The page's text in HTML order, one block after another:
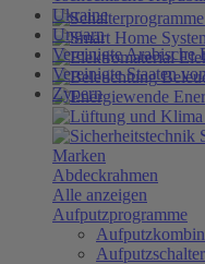
Ukraine
Ungarn
Vereinigte Arabische
Vereinigte Staaten
Zypern
Marken
Abdeckrahmen
Alle anzeigen
Aufputzprogramme
Aufputzschalter